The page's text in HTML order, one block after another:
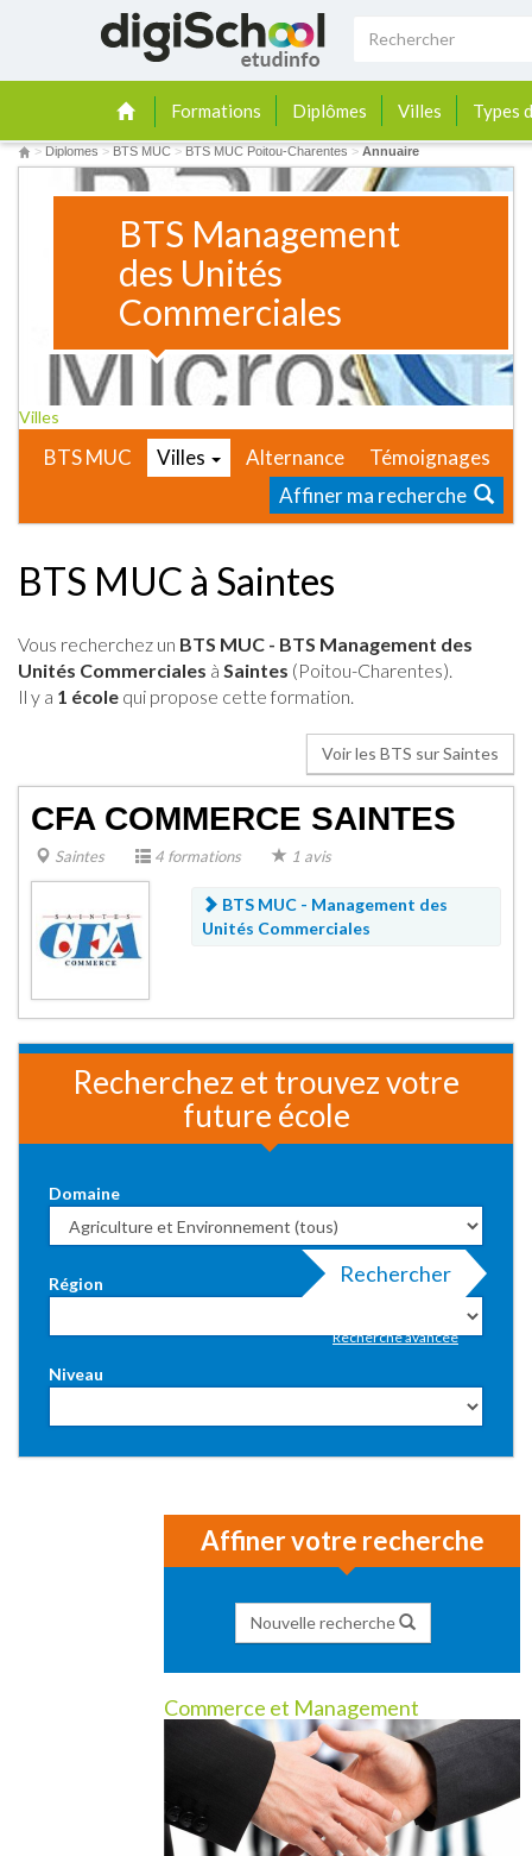
Formations Diplômes Villes Types
> Diplomes > BTS MUC > BTS MUC Poitou-Charentes > Annuaire
BTS Management
des Unités
Commerciales
Villes
BTS MUC Villes Alternance
Témoignages
Affiner ma recherche
BTS MUC à Saintes
Vous recherchez un BTS MUC - BTS Management des
Unités Commerciales à Saintes (Poitou-Charentes).
Il y a 1 école qui propose cette formation.
Voir les BTS sur Saintes
CFA COMMERCE SAINTES
Saintes 4 formations 1 avis
BTS MUC - Management des
Unités Commerciales
Recherchez et trouvez votre
future école
Domaine
Région
Niveau
Rechercher
Recherche avancée
Affiner votre recherche
Nouvelle recherche
Commerce et Management